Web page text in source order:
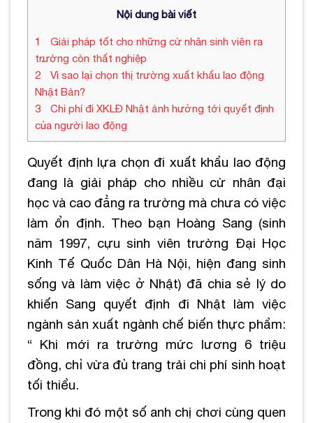
Nội dung bài viết
1
Giải pháp tốt cho những cử nhân sinh viên ra
trường còn thất nghiệp
2
Vì sao lại chọn thị trường xuất khẩu lao động
Nhật Bản?
3
Chi phí đi XKLĐ Nhật ảnh hưởng tới quyết định
của người lao động
Quyết định lựa chọn đi xuất khẩu lao động
đang là giải pháp cho nhiều cử nhân đại
học và cao đẳng ra trường mà chưa có việc
làm ổn định. Theo bạn Hoàng Sang (sinh
năm 1997, cựu sinh viên trường Đại Học
Kinh Tế Quốc Dân Hà Nội, hiện đang sinh
sống và làm việc ở Nhật) đã chia sẻ lý do
khiến Sang quyết định đi Nhật làm việc
ngành sản xuất ngành chế biến thực phẩm:
“ Khi mới ra trường mức lương 6 triệu
đồng, chỉ vừa đủ trang trải chi phí sinh hoạt
tối thiểu.
Trong khi đó một số anh chị chơi cùng quen